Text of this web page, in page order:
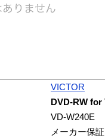
VICTOR
DVD-RW for
VD-W240E
メーカー保証